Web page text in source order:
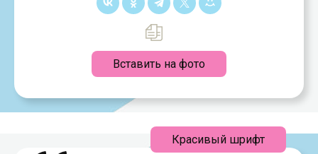
Вставить на фото
Красивый шрифт